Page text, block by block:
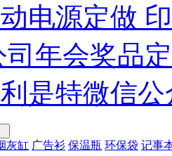
电源定做
司年会奖品
是特微信
灰缸 广告衫 保温瓶 环保袋 记事